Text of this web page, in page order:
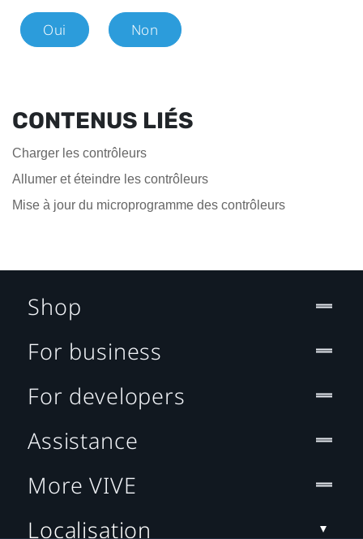
Oui Non
CONTENUS LIÉS
Charger les contrôleurs
Allumer et éteindre les contrôleurs
Mise à jour du microprogramme des contrôleurs
Shop
For business
For developers
Assistance
More VIVE
Localisation